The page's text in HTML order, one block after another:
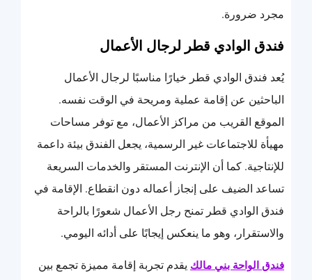
مجرد ضرورة.
فندق الوادي قطر لرجال الأعمال
يُعد فندق الوادي قطر خيارًا مناسبًا لرجال الأعمال
الباحثين عن إقامة عملية ومريحة في الوقت نفسه.
الموقع القريب من مراكز الأعمال، مع توفر مساحات
مهيأة للاجتماعات غير الرسمية، يجعل الفندق بيئة داعمة
للإنتاجية. كما أن الإنترنت المستقر والخدمات السريعة
تساعد الضيف على إنجاز أعماله دون انقطاع. الإقامة في
فندق الوادي قطر تمنح رجل الأعمال شعورًا بالراحة
والاستقرار، وهو ما ينعكس إيجابًا على أدائه اليومي.
فندق الواحة بني مالك يقدم تجربة إقامة مميزة تجمع بين